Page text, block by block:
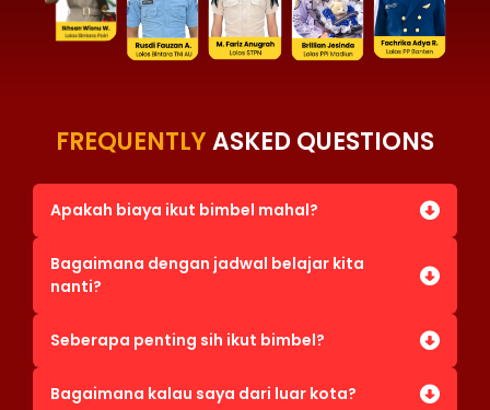
FREQUENTLYASKED QUESTIONS
Apakah biaya ikut bimbel mahal?
Bagaimana dengan jadwal belajar kita
nanti?
Seberapa penting sih ikut bimbel?
Bagaimana kalau saya dari luar kota?